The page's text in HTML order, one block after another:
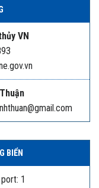
VN
BIỂN
1